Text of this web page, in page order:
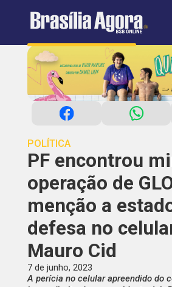
POLÍTICA
PF encontrou
operação de
menção a
defesa no
Mauro Cid
7 de junho, 2023
A perícia no celular apreendido do